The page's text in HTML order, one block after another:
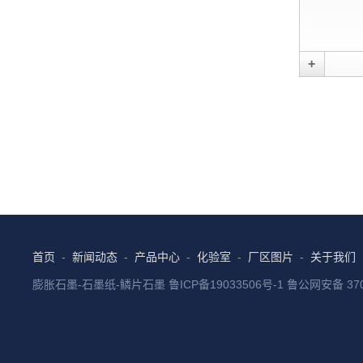
+
首页 新闻动态 产品中心 化验室 厂区图片 关于我们
膨胀石墨-石墨纸-鳞片石墨 鲁ICP备19033506号-1 鲁公网安备